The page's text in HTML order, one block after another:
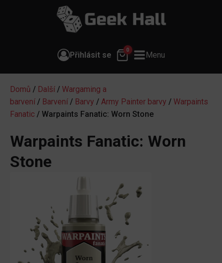
Přihlásit se
0
Menu
Domů / Další / Wargaming a
barvení / Barvení / Barvy / Army Painter barvy / Warpaints
Fanatic / Warpaints Fanatic: Worn Stone
Warpaints Fanatic: Worn
Stone